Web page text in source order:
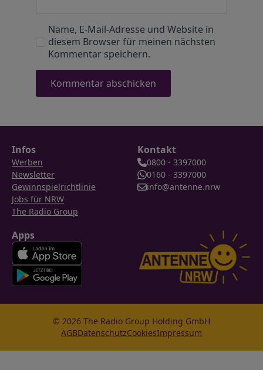
Name, E-Mail-Adresse und Website in
diesem Browser für meinen nächsten
Kommentar speichern.
Infos
Werben
Newsletter
Gewinnspielrichtlinie
Jobs für NRW
The Radio Group
Kontakt
0800 - 3397000
0160 - 3397000
info@antenne.nrw
Apps
© 2026 The Radio Group Holding GmbH
AGBDatenschutzCookiesImpressum